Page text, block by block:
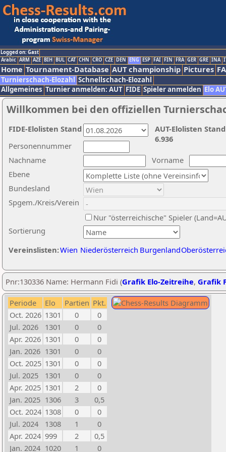
Logged on: Gast
Arabic ARM AZE BIH BUL CAT CHN CRO CZE DEN ENG ESP FAI FIN FRA GER GRE INA
Home Tournament-Database AUT championship Pictures
Turnierschach-Elozahl Schnellschach-Elozahl
Allgemeines Turnier anmelden: AUT FIDE Spieler anmelden Elo
Willkommen bei den offiziellen
Nachname
Vorname
Ebene
Sortierung
Personennummer
Bundesland
Spgem./Kreis/Verein
Nur "österreichische" Spieler
Vereinslisten:Wien Niederösterreich Burgenland
AUT-Elolisten
6.936
FIDE-Elolisten Stand
Pnr:130336 Name: Hermann Fidi (Grafik Elo-Zeitreihe, Grafik
Periode Elo Partien Pkt.
Oct. 2026 1301 0
0
Jul. 2026
1301 0
0
Apr. 2026 1301 0
0
Jan. 2026 1301 0
0
Oct. 2025 1301 0
0
Jul. 2025
1301 0
0
Apr. 2025 1301 2
0
Jan. 2025 1306 3
0,5
Oct. 2024 1308 0
0
Jul. 2024
1308 1
0
Apr. 2024 999 2
0,5
Jan. 2024 1020 1 0